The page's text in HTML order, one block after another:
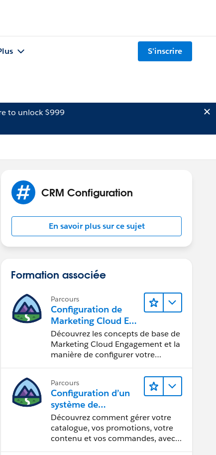
S'inscrire
to unlock $999
CRM Configuration
En savoir plus sur ce sujet
Formation associée
Parcours
Configuration de
Marketing Cloud Eng
agement
Découvrez les concepts de base de
Marketing Cloud Engagement et la
manière de configurer votre
Parcours
Configuration d’un
système de
commercialisation
pour votre vitrine
Découvrez comment gérer votre
catalogue, vos promotions, votre
contenu et vos commandes, avec